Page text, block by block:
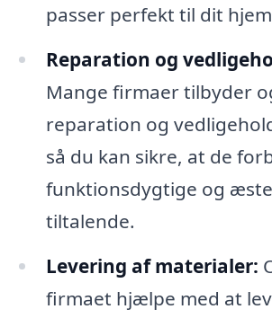
passer perfekt til dit
Reparation og
Mange firmaer tilbyder
reparation og
så du kan sikre, at de
funktionsdygtige og
tiltalende.
Levering af materialer:
firmaet hjælpe med at